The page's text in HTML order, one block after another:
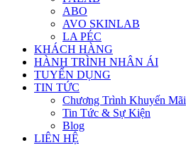
ABO
AVO SKINLAB
LA PÉC
KHÁCH HÀNG
HÀNH TRÌNH NHÂN ÁI
TUYỂN DỤNG
TIN TỨC
Chương Trình Khuyến Mãi
Tin Tức & Sự Kiện
Blog
LIÊN HỆ